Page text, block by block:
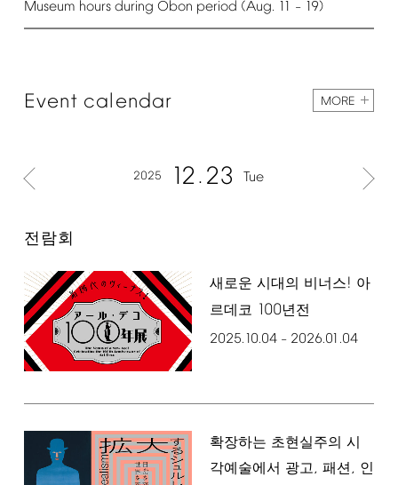
Museum hours during Obon period (Aug. 11 – 19)
Event calendar MORE
2025 12 23 Tue
전람회
새로운 시대의 비너스! 아
르데코 100년전
2025.10.04– 2026.01.04
확장하는 초현실주의 시
각예술에서 광고, 패션, 인